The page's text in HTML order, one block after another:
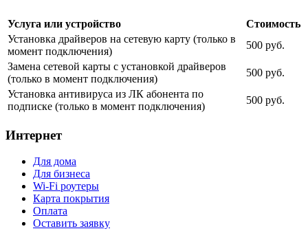
Услуга или устройство
Стоимость
Установка драйверов на сетевую карту (только в
момент подключения)
500 руб.
Замена сетевой карты с установкой драйверов
(только в момент подключения)
500 руб.
Установка антивируса из ЛК абонента по
подписке (только в момент подключения)
500 руб.
Интернет
Для дома
Для бизнеса
Wi-Fi роутеры
Карта покрытия
Оплата
Оставить заявку